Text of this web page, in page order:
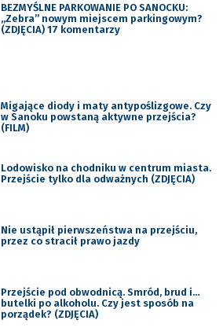
BEZMYŚLNE PARKOWANIE PO SANOCKU:
,,Zebra” nowym miejscem parkingowym?
(ZDJĘCIA) 17 komentarzy
Migające diody i maty antypoślizgowe. Czy
w Sanoku powstaną aktywne przejścia?
(FILM)
Lodowisko na chodniku w centrum miasta.
Przejście tylko dla odważnych (ZDJĘCIA)
Nie ustąpił pierwszeństwa na przejściu,
przez co stracił prawo jazdy
Przejście pod obwodnicą. Smród, brud i…
butelki po alkoholu. Czy jest sposób na
porządek? (ZDJĘCIA)